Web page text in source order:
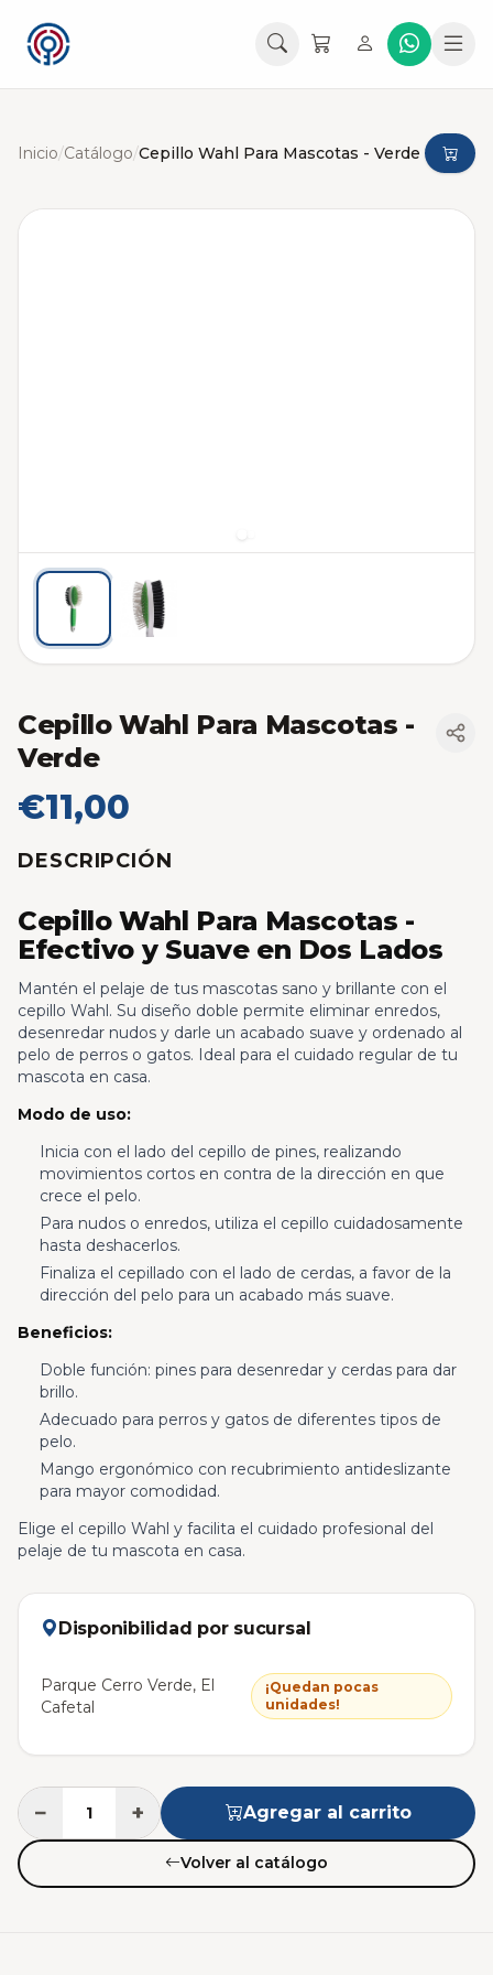
Inicio/Catálogo/Cepillo Wahl Para Mascotas - Verde
Cepillo Wahl Para Mascotas -
Verde
€11,00
DESCRIPCIÓN
Cepillo Wahl Para Mascotas -
Efectivo y Suave en Dos Lados
Mantén el pelaje de tus mascotas sano y brillante con el
cepillo Wahl. Su diseño doble permite eliminar enredos,
desenredar nudos y darle un acabado suave y ordenado al
pelo de perros o gatos. Ideal para el cuidado regular de tu
mascota en casa.
Modo de uso:
Inicia con el lado del cepillo de pines, realizando
movimientos cortos en contra de la dirección en que
crece el pelo.
Para nudos o enredos, utiliza el cepillo cuidadosamente
hasta deshacerlos.
Finaliza el cepillado con el lado de cerdas, a favor de la
dirección del pelo para un acabado más suave.
Beneficios:
Doble función: pines para desenredar y cerdas para dar
brillo.
Adecuado para perros y gatos de diferentes tipos de
pelo.
Mango ergonómico con recubrimiento antideslizante
para mayor comodidad.
Elige el cepillo Wahl y facilita el cuidado profesional del
pelaje de tu mascota en casa.
Disponibilidad por sucursal
Parque Cerro Verde, El
Cafetal
¡Quedan pocas
unidades!
− + Agregar al carrito
Volver al catálogo